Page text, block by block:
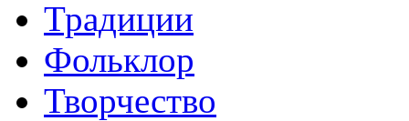
Традиции
Фольклор
Творчество